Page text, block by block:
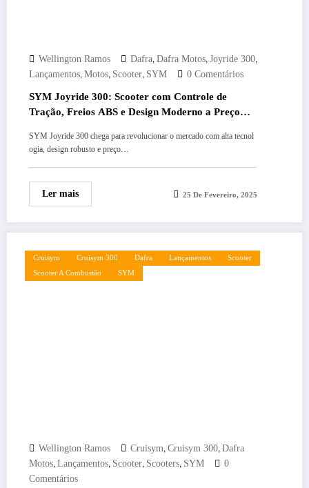
Wellington Ramos Dafra, Dafra Motos, Joyride 300,
Lançamentos, Motos, Scooter, SYM 0 Comentários
SYM Joyride 300: Scooter com Controle de
Tração, Freios ABS e Design Moderno a Preço
SYM Joyride 300 chega para revolucionar o mercado com alta tecnol
ogia, design robusto e preço…
Ler mais 25 De Fevereiro, 2025
Cruisym Cruisym 300 Dafra Lançamentos
Scooter
Scooter A Combustão
SYM
Wellington Ramos Cruisym, Cruisym 300, Dafra
Motos, Lançamentos, Scooter, Scooters, SYM
0
Comentários